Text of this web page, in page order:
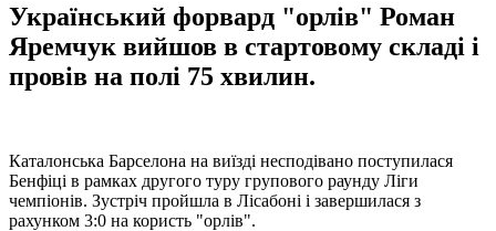
Український форвард "орлів" Роман
Яремчук вийшов в стартовому складі і
провів на полі 75 хвилин.
Каталонська Барселона на виїзді несподівано поступилася
Бенфіці в рамках другого туру групового раунду Ліги
чемпіонів. Зустріч пройшла в Лісабоні і завершилася з
рахунком 3:0 на користь "орлів".